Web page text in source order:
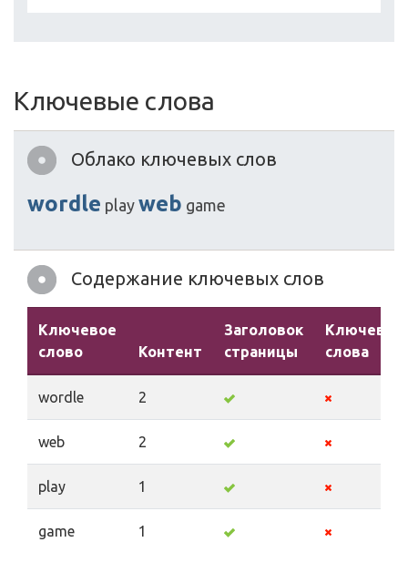
Ключевые слова
Облако ключевых слов
wordle play web game
Содержание ключевых слов
Ключевое
слово
Контент
Заголовок
страницы
Ключевые
слова
wordle 2
web 2
play 1
game 1